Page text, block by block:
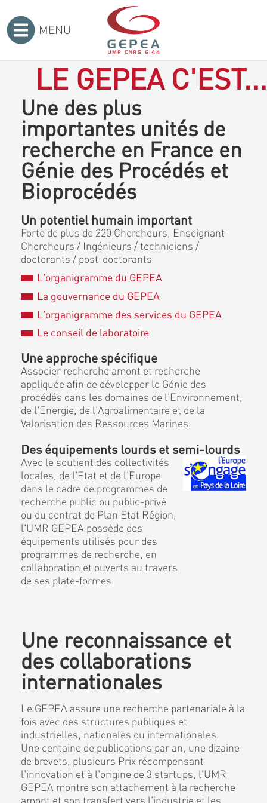
MENU
LE GEPEA C'EST...
Une des plus
importantes unités de
recherche en France en
Génie des Procédés et
Bioprocédés
Un potentiel humain important
Forte de plus de 220 Chercheurs, Enseignant-
Chercheurs / Ingénieurs / techniciens /
doctorants / post-doctorants
L'organigramme du GEPEA
La gouvernance du GEPEA
L'organigramme des services du GEPEA
Le conseil de laboratoire
Une approche spécifique
Associer recherche amont et recherche
appliquée afin de développer le Génie des
procédés dans les domaines de l'Environnement,
de l'Energie, de l'Agroalimentaire et de la
Valorisation des Ressources Marines.
Des équipements lourds et semi-lourds
Avec le soutient des collectivités
locales, de l'Etat et de l'Europe
dans le cadre de programmes de
recherche public ou public-privé
ou du contrat de Plan Etat Région,
l'UMR GEPEA possède des
équipements utilisés pour des
programmes de recherche, en
collaboration et ouverts au travers
de ses plate-formes.
Une reconnaissance et
des collaborations
internationales
Le GEPEA assure une recherche partenariale à la
fois avec des structures publiques et
industrielles, nationales ou internationales.
Une centaine de publications par an, une dizaine
de brevets, plusieurs Prix récompensant
l'innovation et à l'origine de 3 startups, l'UMR
GEPEA montre son attachement à la recherche
amont et son transfert vers l'industrie et les